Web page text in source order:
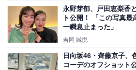
永野芽郁、戸田恵梨香
ト公開！ 「この写真
一瞬息止まった」
吉岡 誠悦
日向坂46・齊藤京子、
コーデのオフショット